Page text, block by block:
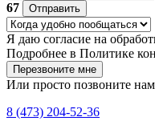
67
Отправить
Я даю согласие на
Подробнее в Политике
Перезвоните мне
Или просто позвоните
8 (473) 204-52-36